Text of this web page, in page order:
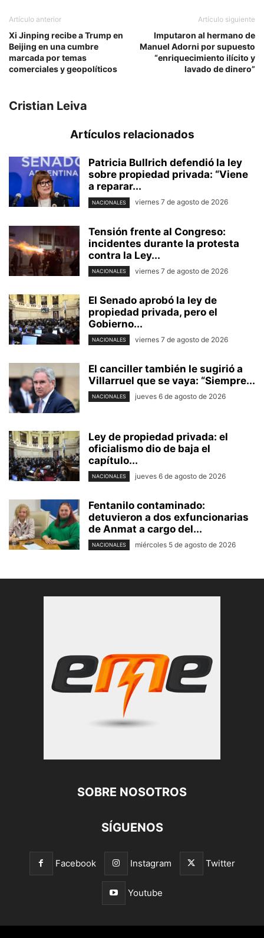
Artículo anterior
Xi Jinping recibe a Trump en
Beijing en una cumbre
marcada por temas
comerciales y geopolíticos
Artículo siguiente
Imputaron al hermano de
Manuel Adorni por supuesto
“enriquecimiento ilícito y
lavado de dinero”
Cristian Leiva
Artículos relacionados
Patricia Bullrich defendió la ley
sobre propiedad privada: “Viene
a reparar...
NACIONALES viernes 7 de agosto de 2026
Tensión frente al Congreso:
incidentes durante la protesta
contra la Ley...
NACIONALES viernes 7 de agosto de 2026
El Senado aprobó la ley de
propiedad privada, pero el
Gobierno...
NACIONALES viernes 7 de agosto de 2026
El canciller también le sugirió a
Villarruel que se vaya: “Siempre...
NACIONALES jueves 6 de agosto de 2026
Ley de propiedad privada: el
oficialismo dio de baja el
capítulo...
NACIONALES jueves 6 de agosto de 2026
Fentanilo contaminado:
detuvieron a dos exfuncionarias
de Anmat a cargo del...
NACIONALES miércoles 5 de agosto de 2026
SOBRE NOSOTROS
SÍGUENOS
Facebook Instagram Twitter
Youtube